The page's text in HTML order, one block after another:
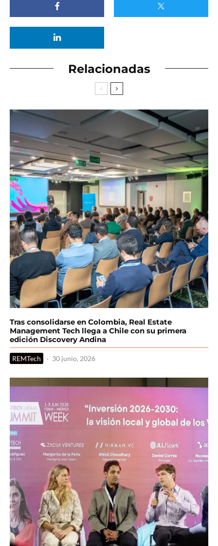
Relacionadas
Tras consolidarse en Colombia, Real Estate
Management Tech llega a Chile con su primera
edición Discovery Andina
REMTech · 30 junio, 2026